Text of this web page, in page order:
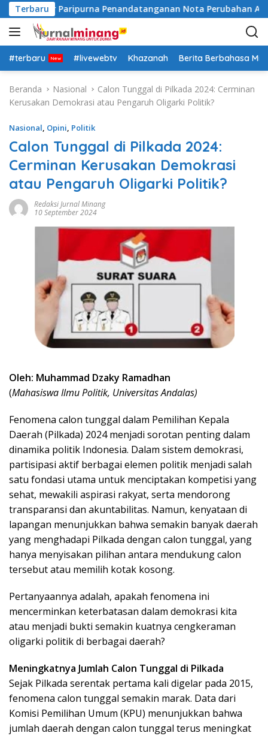
a
g
u
Terbaru
Gelar Paripurna Penandatanganan Nota Perubahan
#terbaru #livewebtv Khazanah Berita Berbahasa
Beranda Nasional
Calon Tunggal di Pilkada 2024: Cerminan
Kerusakan Demokrasi atau Pengaruh Oligarki Politik?
Nasional, Opini, Politik
Calon Tunggal di Pilkada 2024:
Cerminan Kerusakan Demokrasi
atau Pengaruh Oligarki Politik?
Redaksi Jurnal Minang
10 September 2024
Oleh: Muhammad Dzaky Ramadhan
(Mahasiswa Ilmu Politik, Universitas Andalas)
Fenomena calon tunggal dalam Pemilihan Kepala
Daerah (Pilkada) 2024 menjadi sorotan penting dalam
dinamika politik Indonesia. Dalam sistem demokrasi,
partisipasi aktif berbagai elemen politik menjadi salah
satu fondasi utama untuk menciptakan kompetisi yang
sehat, mewakili aspirasi rakyat, serta mendorong
transparansi dan akuntabilitas. Namun, kenyataan di
lapangan menunjukkan bahwa semakin banyak daerah
yang menghadapi Pilkada dengan calon tunggal, yang
hanya menyisakan pilihan antara mendukung calon
tersebut atau memilih kotak kosong.
Pertanyaannya adalah, apakah fenomena ini
mencerminkan keterbatasan dalam demokrasi kita
atau menjadi bukti semakin kuatnya cengkeraman
oligarki politik di berbagai daerah?
Meningkatnya Jumlah Calon Tunggal di Pilkada
Sejak Pilkada serentak pertama kali digelar pada 2015,
fenomena calon tunggal semakin marak. Data dari
Komisi Pemilihan Umum (KPU) menunjukkan bahwa
jumlah daerah dengan calon tunggal terus meningkat